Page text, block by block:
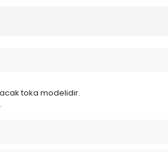
toka modelidir.